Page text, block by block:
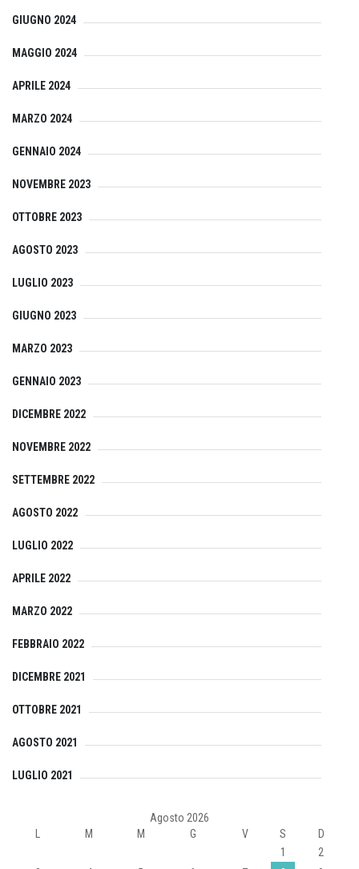
GIUGNO 2024
MAGGIO 2024
APRILE 2024
MARZO 2024
GENNAIO 2024
NOVEMBRE 2023
OTTOBRE 2023
AGOSTO 2023
LUGLIO 2023
GIUGNO 2023
MARZO 2023
GENNAIO 2023
DICEMBRE 2022
NOVEMBRE 2022
SETTEMBRE 2022
AGOSTO 2022
LUGLIO 2022
APRILE 2022
MARZO 2022
FEBBRAIO 2022
DICEMBRE 2021
OTTOBRE 2021
AGOSTO 2021
LUGLIO 2021
Agosto 2026
M M G V S
D
1
2